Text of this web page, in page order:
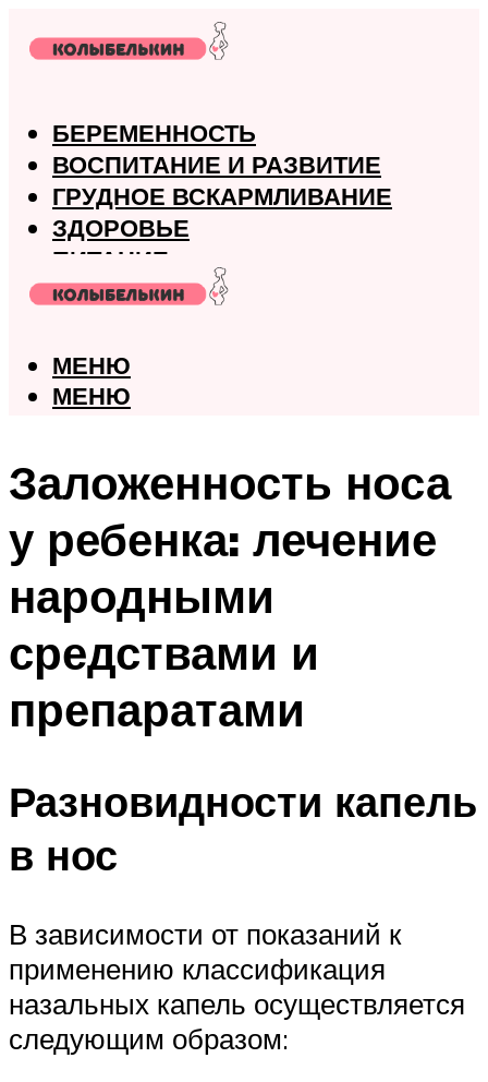
БЕРЕМЕННОСТЬ
ВОСПИТАНИЕ И РАЗВИТИЕ
ГРУДНОЕ ВСКАРМЛИВАНИЕ
ЗДОРОВЬЕ
ПИТАНИЕ
РОДЫ
МЕНЮ
МЕНЮ
Заложенность носа
у ребенка: лечение
народными
средствами и
препаратами
Разновидности капель
в нос
В зависимости от показаний к
применению классификация
назальных капель осуществляется
следующим образом: